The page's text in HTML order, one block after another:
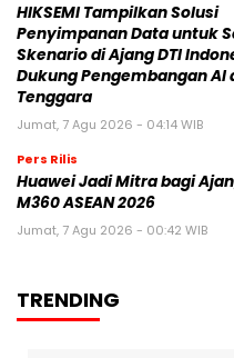
HIKSEMI Tampilkan Solusi
Penyimpanan Data untuk
Skenario di Ajang DTI
Dukung Pengembangan AI
Tenggara
Jumat, 7 Agu 2026 - 04:14 WIB
Pers Rilis
Huawei Jadi Mitra bagi
M360 ASEAN 2026
Jumat, 7 Agu 2026 - 00:42 WIB
TRENDING